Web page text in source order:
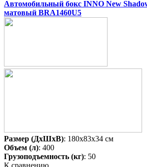
Автомобильный бокс INNO New
матовый BRA1460U5
Размер (ДхШхВ): 180x83x34 см
Объем (л): 400
Грузоподъемность (кг): 50
К сравнению